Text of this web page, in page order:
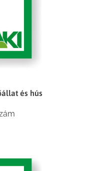
és hús